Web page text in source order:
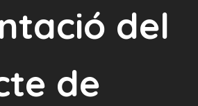
del
de